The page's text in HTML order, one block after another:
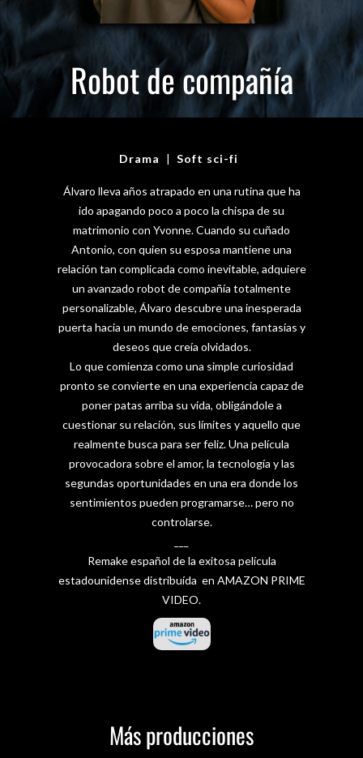
Robot de compañía
Drama | Soft sci-fi
Álvaro lleva años atrapado en una rutina que ha
ido apagando poco a poco la chispa de su
matrimonio con Yvonne. Cuando su cuñado
Antonio, con quien su esposa mantiene una
relación tan complicada como inevitable, adquiere
un avanzado robot de compañía totalmente
personalizable, Álvaro descubre una inesperada
puerta hacia un mundo de emociones, fantasías y
deseos que creía olvidados.
Lo que comienza como una simple curiosidad
pronto se convierte en una experiencia capaz de
poner patas arriba su vida, obligándole a
cuestionar su relación, sus límites y aquello que
realmente busca para ser feliz. Una película
provocadora sobre el amor, la tecnología y las
segundas oportunidades en una era donde los
sentimientos pueden programarse… pero no
controlarse.
Remake español de la exitosa película
estadounidense distribuída en AMAZON PRIME
VIDEO.
Más producciones